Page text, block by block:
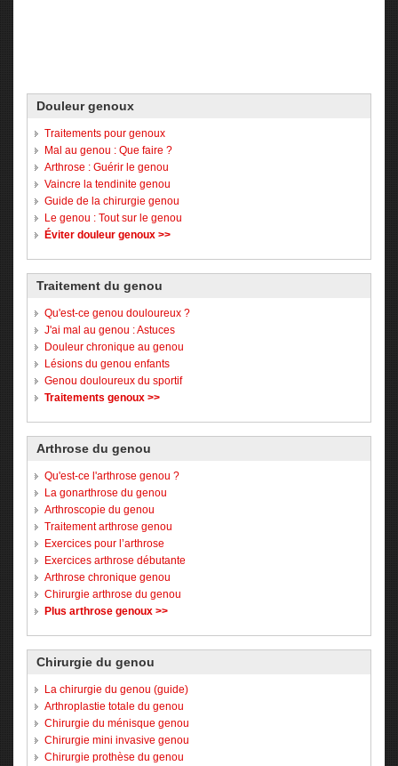
Douleur genoux
Traitements pour genoux
Mal au genou : Que faire ?
Arthrose : Guérir le genou
Vaincre la tendinite genou
Guide de la chirurgie genou
Le genou : Tout sur le genou
Éviter douleur genoux >>
Traitement du genou
Qu'est-ce genou douloureux ?
J'ai mal au genou : Astuces
Douleur chronique au genou
Lésions du genou enfants
Genou douloureux du sportif
Traitements genoux >>
Arthrose du genou
Qu'est-ce l'arthrose genou ?
La gonarthrose du genou
Arthroscopie du genou
Traitement arthrose genou
Exercices pour l’arthrose
Exercices arthrose débutante
Arthrose chronique genou
Chirurgie arthrose du genou
Plus arthrose genoux >>
Chirurgie du genou
La chirurgie du genou (guide)
Arthroplastie totale du genou
Chirurgie du ménisque genou
Chirurgie mini invasive genou
Chirurgie prothèse du genou